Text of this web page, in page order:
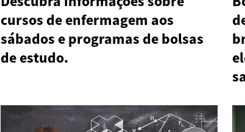
cursos de enfermagem aos
sábados e programas de bolsas
de estudo.